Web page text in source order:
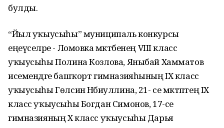
булды.
“Йыл уҡыусыһы” муниципаль конкурсы
еңеүселәре - Ломовка мәктәбенең VIII класс
уҡыусыһы Полина Козлова, Яныбай Хамматов
исемендәге башҡорт гимназияһының IX класс
уҡыусыһы Гѳлсинә Нәбиуллина, 21- се мәктәптең IX
класс уҡыусыһы Богдан Симонов, 17-се
гимназияның X класс уҡыусыһы Дарья